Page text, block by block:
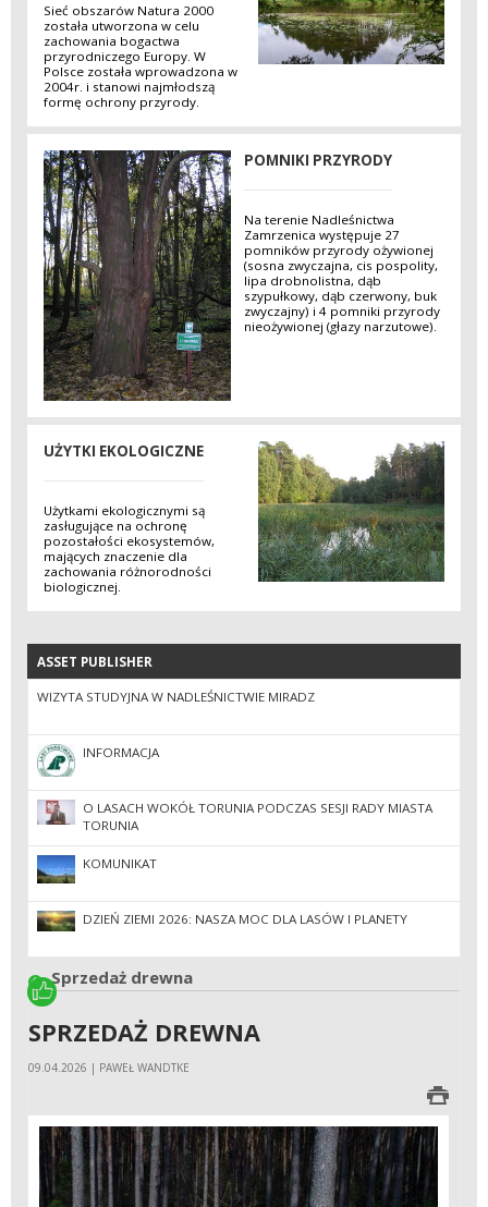
Sieć obszarów Natura 2000
została utworzona w celu
zachowania bogactwa
przyrodniczego Europy. W
Polsce została wprowadzona w
2004r. i stanowi najmłodszą
formę ochrony przyrody.
POMNIKI PRZYRODY
Na terenie Nadleśnictwa
Zamrzenica występuje 27
pomników przyrody ożywionej
(sosna zwyczajna, cis pospolity,
lipa drobnolistna, dąb
szypułkowy, dąb czerwony, buk
zwyczajny) i 4 pomniki przyrody
nieożywionej (głazy narzutowe).
UŻYTKI EKOLOGICZNE
Użytkami ekologicznymi są
zasługujące na ochronę
pozostałości ekosystemów,
mających znaczenie dla
zachowania różnorodności
biologicznej.
ASSET PUBLISHER
ASSET PUBLISHER
WIZYTA STUDYJNA W NADLEŚNICTWIE MIRADZ
INFORMACJA
O LASACH WOKÓŁ TORUNIA PODCZAS SESJI RADY MIASTA
TORUNIA
KOMUNIKAT
DZIEŃ ZIEMI 2026: NASZA MOC DLA LASÓW I PLANETY
Sprzedaż drewna
SPRZEDAŻ DREWNA
09.04.2026 | PAWEŁ WANDTKE